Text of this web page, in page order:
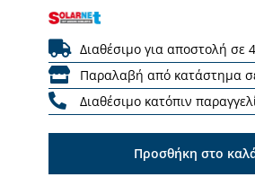
Διαθέσιμο για αποστολή σε
Παραλαβή από κατάστημα
Διαθέσιμο κατόπιν
Προσθήκη στο